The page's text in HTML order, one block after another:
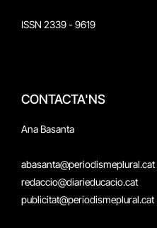
ISSN 2339 - 9619
CONTACTA'NS
Ana Basanta
abasanta@periodismeplural.cat
redaccio@diarieducacio.cat
publicitat@periodismeplural.cat